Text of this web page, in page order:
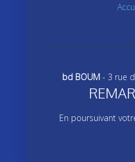
bd BOUM- 3 rue
En poursuivant